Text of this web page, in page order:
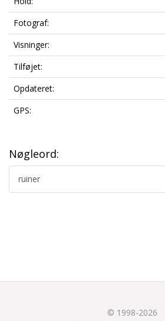
Fotograf:
Visninger:
Tilføjet:
Opdateret:
GPS:
Nøgleord:
ruiner
© 1998-2026